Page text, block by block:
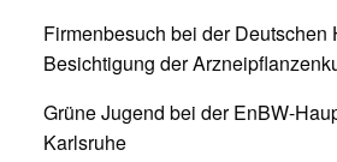
Firmenbesuch bei der
Besichtigung der
Grüne Jugend bei der EnBW-
Karlsruhe